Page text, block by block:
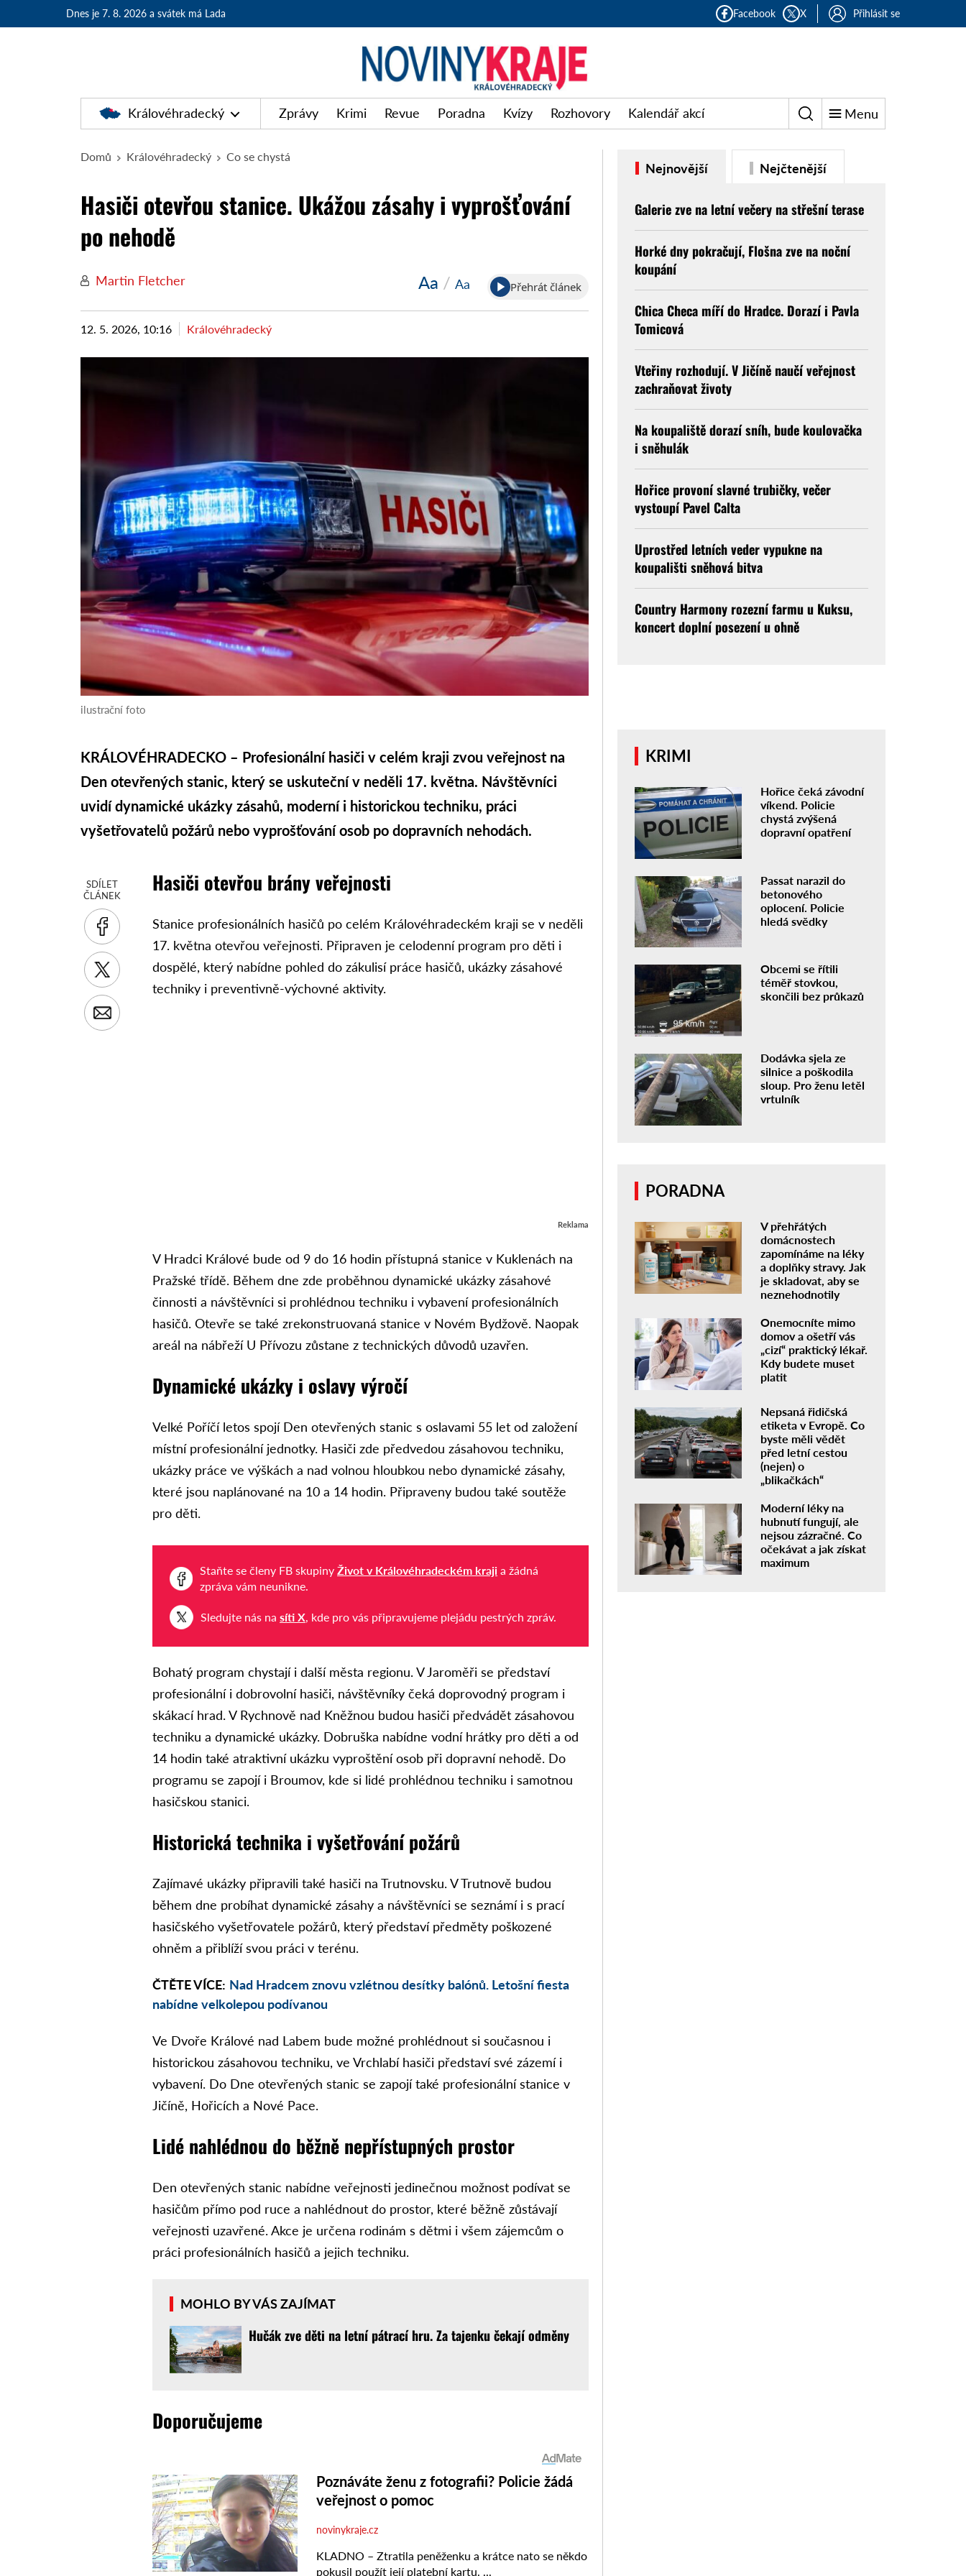
Dnes je 7. 8. 2026 a svátek má Lada Facebook X Přihlásit se
Královéhradecký Zprávy Krimi Revue Poradna Kvízy Rozhovory Kalendář akcí Menu
Domů Královéhradecký Co se chystá
Hasiči otevřou stanice. Ukážou zásahy i vyprošťování
po nehodě
Martin Fletcher Aa / Aa Přehrát článek
12. 5. 2026, 10:16 Královéhradecký
ilustrační foto
KRÁLOVÉHRADECKO – Profesionální hasiči v celém kraji zvou veřejnost na
Den otevřených stanic, který se uskuteční v neděli 17. května. Návštěvníci
uvidí dynamické ukázky zásahů, moderní i historickou techniku, práci
vyšetřovatelů požárů nebo vyprošťování osob po dopravních nehodách.
SDÍLET
ČLÁNEK
Hasiči otevřou brány veřejnosti
Stanice profesionálních hasičů po celém Královéhradeckém kraji se v neděli
17. května otevřou veřejnosti. Připraven je celodenní program pro děti i
dospělé, který nabídne pohled do zákulisí práce hasičů, ukázky zásahové
techniky i preventivně-výchovné aktivity.
Reklama
V Hradci Králové bude od 9 do 16 hodin přístupná stanice v Kuklenách na
Pražské třídě. Během dne zde proběhnou dynamické ukázky zásahové
činnosti a návštěvníci si prohlédnou techniku i vybavení profesionálních
hasičů. Otevře se také zrekonstruovaná stanice v Novém Bydžově. Naopak
areál na nábřeží U Přívozu zůstane z technických důvodů uzavřen.
Dynamické ukázky i oslavy výročí
Velké Poříčí letos spojí Den otevřených stanic s oslavami 55 let od založení
místní profesionální jednotky. Hasiči zde předvedou zásahovou techniku,
ukázky práce ve výškách a nad volnou hloubkou nebo dynamické zásahy,
které jsou naplánované na 10 a 14 hodin. Připraveny budou také soutěže
pro děti.
Staňte se členy FB skupinyŽivot v Královéhradeckém kraji a žádná
zpráva vám neunikne.
Sledujte nás nasíti X, kde pro vás připravujeme plejádu pestrých zpráv.
Bohatý program chystají i další města regionu. V Jaroměři se představí
profesionální i dobrovolní hasiči, návštěvníky čeká doprovodný program i
skákací hrad. V Rychnově nad Kněžnou budou hasiči předvádět zásahovou
techniku a dynamické ukázky. Dobruška nabídne vodní hrátky pro děti a od
14 hodin také atraktivní ukázku vyproštění osob při dopravní nehodě. Do
programu se zapojí i Broumov, kde si lidé prohlédnou techniku i samotnou
hasičskou stanici.
Historická technika i vyšetřování požárů
Zajímavé ukázky připravili také hasiči na Trutnovsku. V Trutnově budou
během dne probíhat dynamické zásahy a návštěvníci se seznámí i s prací
hasičského vyšetřovatele požárů, který představí předměty poškozené
ohněm a přiblíží svou práci v terénu.
ČTĚTE VÍCE: Nad Hradcem znovu vzlétnou desítky balónů. Letošní fiesta
nabídne velkolepou podívanou
Ve Dvoře Králové nad Labem bude možné prohlédnout si současnou i
historickou zásahovou techniku, ve Vrchlabí hasiči představí své zázemí i
vybavení. Do Dne otevřených stanic se zapojí také profesionální stanice v
Jičíně, Hořicích a Nové Pace.
Lidé nahlédnou do běžně nepřístupných prostor
Den otevřených stanic nabídne veřejnosti jedinečnou možnost podívat se
hasičům přímo pod ruce a nahlédnout do prostor, které běžně zůstávají
veřejnosti uzavřené. Akce je určena rodinám s dětmi i všem zájemcům o
práci profesionálních hasičů a jejich techniku.
MOHLO BY VÁS ZAJÍMAT
Hučák zve děti na letní pátrací hru. Za tajenku čekají odměny
Doporučujeme
Nejnovější Nejčtenější
Galerie zve na letní večery na střešní terase
Horké dny pokračují, Flošna zve na noční
koupání
Chica Checa míří do Hradce. Dorazí i Pavla
Tomicová
Vteřiny rozhodují. V Jičíně naučí veřejnost
zachraňovat životy
Na koupaliště dorazí sníh, bude koulovačka
i sněhulák
Hořice provoní slavné trubičky, večer
vystoupí Pavel Calta
Uprostřed letních veder vypukne na
koupališti sněhová bitva
Country Harmony rozezní farmu u Kuksu,
koncert doplní posezení u ohně
KRIMI
Hořice čeká závodní
víkend. Policie
chystá zvýšená
dopravní opatření
Passat narazil do
betonového
oplocení. Policie
hledá svědky
Obcemi se řítili
téměř stovkou,
skončili bez průkazů
Dodávka sjela ze
silnice a poškodila
sloup. Pro ženu letěl
vrtulník
PORADNA
V přehřátých
domácnostech
zapomínáme na léky
a doplňky stravy. Jak
je skladovat, aby se
neznehodnotily
Onemocníte mimo
domov a ošetří vás
„cizí“ praktický lékař.
Kdy budete muset
platit
Nepsaná řidičská
etiketa v Evropě. Co
byste měli vědět
před letní cestou
(nejen) o
„blikačkách“
Moderní léky na
hubnutí fungují, ale
nejsou zázračné. Co
očekávat a jak získat
maximum